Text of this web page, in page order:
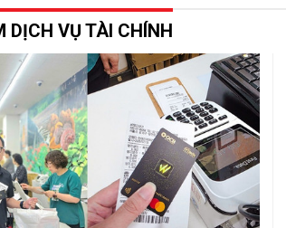
DỊCH VỤ TÀI CHÍNH